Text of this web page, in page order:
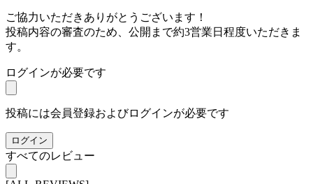
ご協力いただきありがとうございます！
投稿内容の審査のため、公開まで約3営業日程度いただきま
す。
ログインが必要です
投稿には会員登録およびログインが必要です
ログイン
すべてのレビュー